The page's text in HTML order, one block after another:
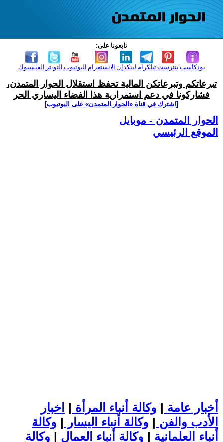
تابعونا على:
الفيسبوك التويتر اليوتيوب الانستغرام لينكدإن تيلكرامبنترست بودكاست
تبرعاتكم وتبرعاتكن المالية تحفظ استقلال الحوار المتمدن،
فشاركونا في دعم استمرارية هذا الفضاء اليساري الحر
[اشترك في قناة ‫«الحوار المتمدن» على اليوتيوب]
الحوار المتمدن - موبايل
الموقع الرئيسي
أخبار عامة | وكالة أنباء المرأة | اخبار
الأدب والفن | وكالة أنباء اليسار | وكالة
أنباء العلمانية | وكالة أنباء العمال | وكالة